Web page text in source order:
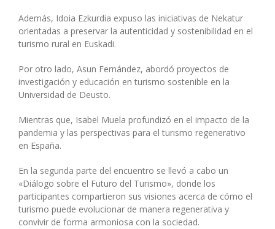
Además, Idoia Ezkurdia expuso las iniciativas de Nekatur
orientadas a preservar la autenticidad y sostenibilidad en el
turismo rural en Euskadi.
Por otro lado, Asun Fernández, abordó proyectos de
investigación y educación en turismo sostenible en la
Universidad de Deusto.
Mientras que, Isabel Muela profundizó en el impacto de la
pandemia y las perspectivas para el turismo regenerativo
en España.
En la segunda parte del encuentro se llevó a cabo un
«Diálogo sobre el Futuro del Turismo», donde los
participantes compartieron sus visiones acerca de cómo el
turismo puede evolucionar de manera regenerativa y
convivir de forma armoniosa con la sociedad.